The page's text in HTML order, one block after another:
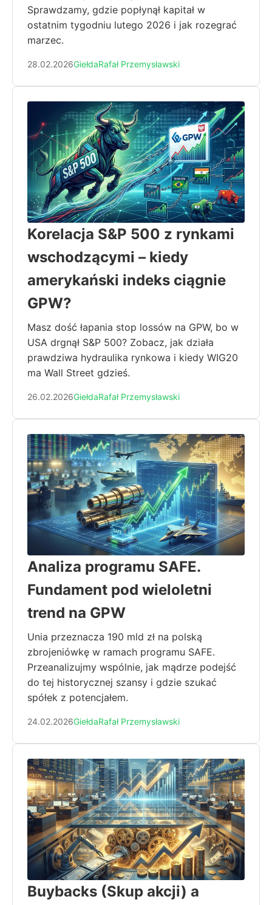
Sprawdzamy, gdzie popłynął kapitał w
ostatnim tygodniu lutego 2026 i jak rozegrać
marzec.
28.02.2026GiełdaRafał Przemysławski
Korelacja S&P 500 z rynkami
wschodzącymi – kiedy
amerykański indeks ciągnie
GPW?
Masz dość łapania stop lossów na GPW, bo w
USA drgnął S&P 500? Zobacz, jak działa
prawdziwa hydraulika rynkowa i kiedy WIG20
ma Wall Street gdzieś.
26.02.2026GiełdaRafał Przemysławski
Analiza programu SAFE.
Fundament pod wieloletni
trend na GPW
Unia przeznacza 190 mld zł na polską
zbrojeniówkę w ramach programu SAFE.
Przeanalizujmy wspólnie, jak mądrze podejść
do tej historycznej szansy i gdzie szukać
spółek z potencjałem.
24.02.2026GiełdaRafał Przemysławski
Buybacks (Skup akcji) a